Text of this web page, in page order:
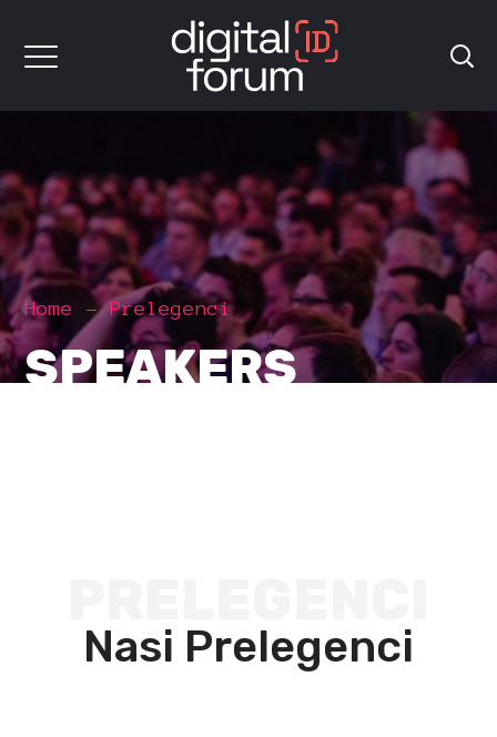
Home Prelegenci
SPEAKERS
Nasi Prelegenci